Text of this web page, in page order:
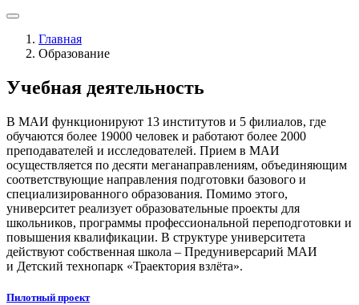
Главная
Образование
Учебная деятельность
В МАИ функционируют 13 институтов и 5 филиалов, где
обучаются более 19000 человек и работают более 2000
преподавателей и исследователей. Прием в МАИ
осуществляется по десяти меганаправлениям, объединяющим
соответствующие направления подготовки базового и
специализированного образования. Помимо этого,
университет реализует образовательные проекты для
школьников, программы профессиональной переподготовки и
повышения квалификации. В структуре университета
действуют собственная школа – Предуниверсарий МАИ
и Детский технопарк «Траектория взлёта».
Пилотный проект